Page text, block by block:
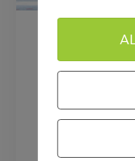
Bund
Post SV